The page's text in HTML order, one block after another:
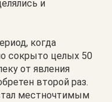
и
когда
сокрыто целых 50
от явления
второй раз.
местночтимым